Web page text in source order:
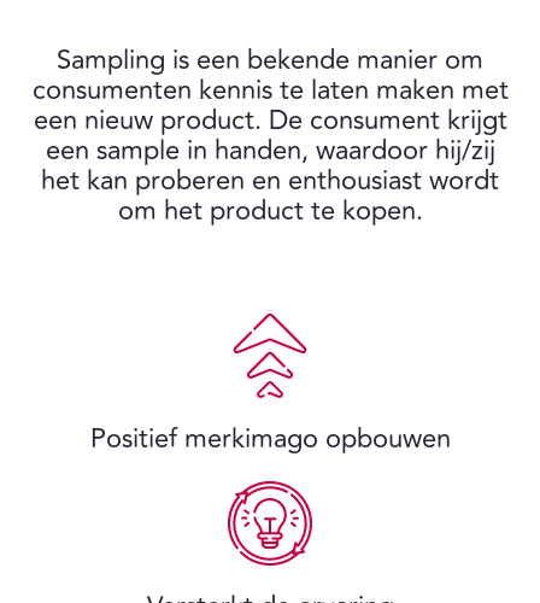
Sampling is een bekende manier om
consumenten kennis te laten maken met
een nieuw product. De consument krijgt
een sample in handen, waardoor hij/zij
het kan proberen en enthousiast wordt
om het product te kopen.
Positief merkimago opbouwen